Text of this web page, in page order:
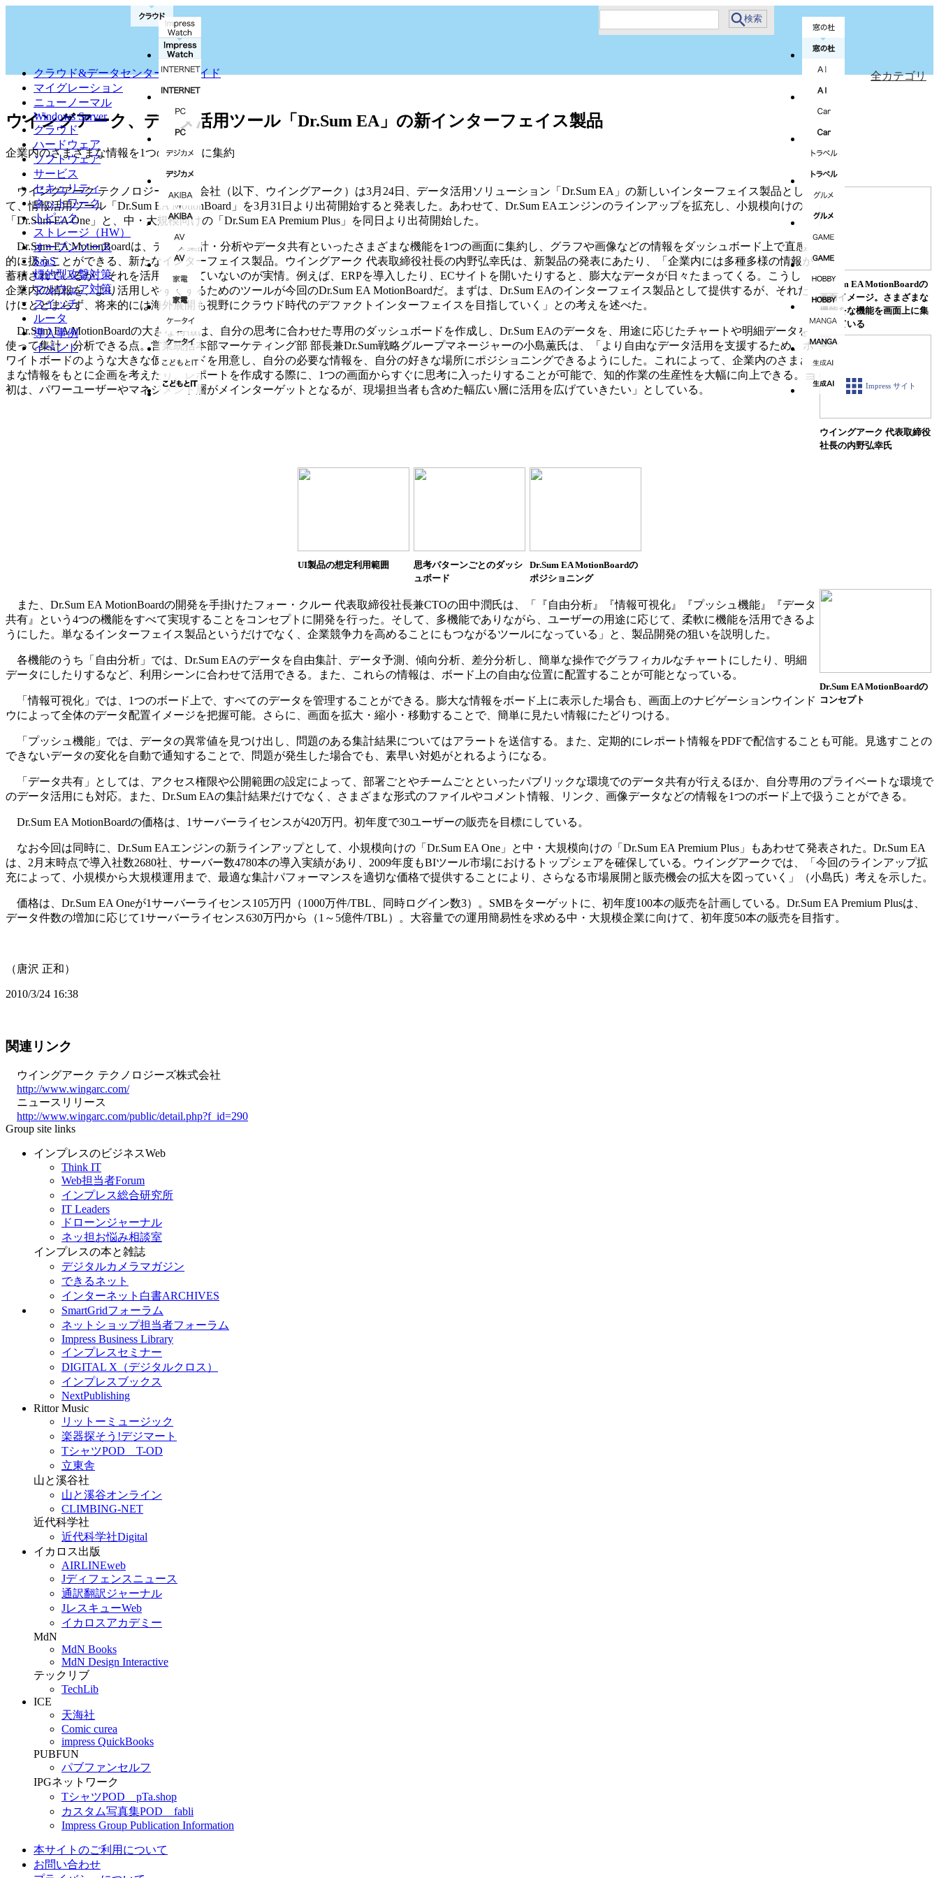
Impress サイト
全カテゴリ
クラウド&データセンター完全ガイド
マイグレーション
ニューノーマル
Windows Server
クラウド
ハードウェア
ソフトウェア
サービス
セキュリティ
ネットワーク
トピック
ストレージ（HW）
オープンソース
SaaS
標的型攻撃対策
マルウェア対策
スイッチ
ルータ
導入事例
イベント
ウイングアーク、データ活用ツール「Dr.Sum EA」の新インターフェイス製品
企業内のさまざまな情報を1つの画面上に集約
Dr.Sum EA MotionBoardの
画面イメージ。さまざまな
機能をな機能を画面上に集
約している
ウイングアーク 代表取締役
社長の内野弘幸氏
ウイングアーク テクノロジーズ株式会社（以下、ウイングアーク）は3月24日、データ活用ソリューション「Dr.Sum EA」の新しいインターフェイス製品とし
て、情報活用ツール「Dr.Sum EA MotionBoard」を3月31日より出荷開始すると発表した。あわせて、Dr.Sum EAエンジンのラインアップを拡充し、小規模向けの
「Dr.Sum EA One」と、中・大規模向けの「Dr.Sum EA Premium Plus」を同日より出荷開始した。
Dr.Sum EA MotionBoardは、データ集計・分析やデータ共有といったさまざまな機能を1つの画面に集約し、グラフや画像などの情報をダッシュボード上で直感
的に扱うことができる、新たなインターフェイス製品。ウイングアーク 代表取締役社長の内野弘幸氏は、新製品の発表にあたり、「企業内には多種多様の情報が
蓄積されているが、それを活用しきれていないのが実情。例えば、ERPを導入したり、ECサイトを開いたりすると、膨大なデータが日々たまってくる。こうした
企業内の情報を、より活用しやすくするためのツールが今回のDr.Sum EA MotionBoardだ。まずは、Dr.Sum EAのインターフェイス製品として提供するが、それだ
けにとどまらず、将来的には海外展開も視野にクラウド時代のデファクトインターフェイスを目指していく」との考えを述べた。
Dr.Sum EA MotionBoardの大きな特徴は、自分の思考に合わせた専用のダッシュボードを作成し、Dr.Sum EAのデータを、用途に応じたチャートや明細データを
使って集計・分析できる点。営業統括本部マーケティング部 部長兼Dr.Sum戦略グループマネージャーの小島薫氏は、「より自由なデータ活用を支援するため、ホ
ワイトボードのような大きな仮想ボードを用意し、自分の必要な情報を、自分の好きな場所にポジショニングできるようにした。これによって、企業内のさまざ
まな情報をもとに企画を考えたり、レポートを作成する際に、1つの画面からすぐに思考に入ったりすることが可能で、知的作業の生産性を大幅に向上できる。当
初は、パワーユーザーやマネジメント層がメインターゲットとなるが、現場担当者も含めた幅広い層に活用を広げていきたい」としている。
UI製品の想定利用範囲
思考パターンごとのダッシ
ュボード
Dr.Sum EA MotionBoardの
ポジショニング
Dr.Sum EA MotionBoardの
コンセプト
また、Dr.Sum EA MotionBoardの開発を手掛けたフォー・クルー 代表取締役社長兼CTOの田中潤氏は、「『自由分析』『情報可視化』『プッシュ機能』『データ
共有』という4つの機能をすべて実現することをコンセプトに開発を行った。そして、多機能でありながら、ユーザーの用途に応じて、柔軟に機能を活用できるよ
うにした。単なるインターフェイス製品というだけでなく、企業競争力を高めることにもつながるツールになっている」と、製品開発の狙いを説明した。
各機能のうち「自由分析」では、Dr.Sum EAのデータを自由集計、データ予測、傾向分析、差分分析し、簡単な操作でグラフィカルなチャートにしたり、明細
データにしたりするなど、利用シーンに合わせて活用できる。また、これらの情報は、ボード上の自由な位置に配置することが可能となっている。
「情報可視化」では、1つのボード上で、すべてのデータを管理することができる。膨大な情報をボード上に表示した場合も、画面上のナビゲーションウインド
ウによって全体のデータ配置イメージを把握可能。さらに、画面を拡大・縮小・移動することで、簡単に見たい情報にたどりつける。
「プッシュ機能」では、データの異常値を見つけ出し、問題のある集計結果についてはアラートを送信する。また、定期的にレポート情報をPDFで配信することも可能。見逃すことの
できないデータの変化を自動で通知することで、問題が発生した場合でも、素早い対処がとれるようになる。
「データ共有」としては、アクセス権限や公開範囲の設定によって、部署ごとやチームごとといったパブリックな環境でのデータ共有が行えるほか、自分専用のプライベートな環境で
のデータ活用にも対応。また、Dr.Sum EAの集計結果だけでなく、さまざまな形式のファイルやコメント情報、リンク、画像データなどの情報を1つのボード上で扱うことができる。
Dr.Sum EA MotionBoardの価格は、1サーバーライセンスが420万円。初年度で30ユーザーの販売を目標にしている。
なお今回は同時に、Dr.Sum EAエンジンの新ラインアップとして、小規模向けの「Dr.Sum EA One」と中・大規模向けの「Dr.Sum EA Premium Plus」もあわせて発表された。Dr.Sum EA
は、2月末時点で導入社数2680社、サーバー数4780本の導入実績があり、2009年度もBIツール市場におけるトップシェアを確保している。ウイングアークでは、「今回のラインアップ拡
充によって、小規模から大規模運用まで、最適な集計パフォーマンスを適切な価格で提供することにより、さらなる市場展開と販売機会の拡大を図っていく」（小島氏）考えを示した。
価格は、Dr.Sum EA Oneが1サーバーライセンス105万円（1000万件/TBL、同時ログイン数3）。SMBをターゲットに、初年度100本の販売を計画している。Dr.Sum EA Premium Plusは、
データ件数の増加に応じて1サーバーライセンス630万円から（1～5億件/TBL）。大容量での運用簡易性を求める中・大規模企業に向けて、初年度50本の販売を目指す。
（唐沢 正和）
2010/3/24 16:38
関連リンク
ウイングアーク テクノロジーズ株式会社
http://www.wingarc.com/
ニュースリリース
http://www.wingarc.com/public/detail.php?f_id=290
Group site links
インプレスのビジネスWeb
Think IT
Web担当者Forum
インプレス総合研究所
IT Leaders
ドローンジャーナル
ネッ担お悩み相談室
インプレスの本と雑誌
デジタルカメラマガジン
できるネット
インターネット白書ARCHIVES
SmartGridフォーラム
ネットショップ担当者フォーラム
Impress Business Library
インプレスセミナー
DIGITAL X（デジタルクロス）
インプレスブックス
NextPublishing
Rittor Music
リットーミュージック
楽器探そう!デジマート
TシャツPOD T-OD
立東舎
山と溪谷社
山と溪谷オンライン
CLIMBING-NET
近代科学社
近代科学社Digital
イカロス出版
AIRLINEweb
Jディフェンスニュース
通訳翻訳ジャーナル
JレスキューWeb
イカロスアカデミー
MdN
MdN Books
MdN Design Interactive
テックリブ
TechLib
ICE
天海社
Comic curea
impress QuickBooks
PUBFUN
パブファンセルフ
IPGネットワーク
TシャツPOD pTa.shop
カスタム写真集POD fabli
Impress Group Publication Information
本サイトのご利用について
お問い合わせ